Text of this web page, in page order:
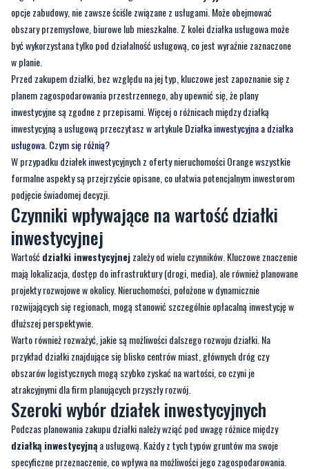
w planie.
Przed zakupem działki, bez względu na jej typ, kluczowe jest zapoznanie się z
planem zagospodarowania przestrzennego, aby upewnić się, że plany
inwestycyjne są zgodne z przepisami. Więcej o różnicach między działką
inwestycyjną a usługową przeczytasz w artykuleDziałka inwestycyjna a działka
usługowa. Czym się różnią?
W przypadku działek inwestycyjnych z oferty nieruchomości Orange wszystkie
formalne aspekty są przejrzyście opisane, co ułatwia potencjalnym inwestorom
podjęcie świadomej decyzji.
Czynniki wpływające na wartość działki
inwestycyjnej
Wartość działki inwestycyjnej
zależy od wielu czynników. Kluczowe znaczenie
mają lokalizacja, dostęp do infrastruktury (drogi, media), ale również planowane
projekty rozwojowe w okolicy. Nieruchomości, położone w dynamicznie
rozwijających się regionach, mogą stanowić szczególnie opłacalną inwestycję w
dłuższej perspektywie.
Warto również rozważyć, jakie są możliwości dalszego rozwoju działki. Na
przykład działki znajdujące się blisko centrów miast, głównych dróg czy
obszarów logistycznych mogą szybko zyskać na wartości, co czyni je
atrakcyjnymi dla firm planujących przyszły rozwój.
Szeroki wybór działek inwestycyjnych
Podczas planowania zakupu działki należy wziąć pod uwagę różnice między
działką inwestycyjnąa usługową. Każdy z tych typów gruntów ma swoje
specyficzne przeznaczenie, co wpływa na możliwości jego zagospodarowania.
Oferty nieruchomości Orange obejmują szeroki wybórdziałek
inwestycyjnych, w tym usługowych, co umożliwia firmom i inwestorom
znalezienie idealnej lokalizacji do realizacji swoich projektów. Przed zakupem